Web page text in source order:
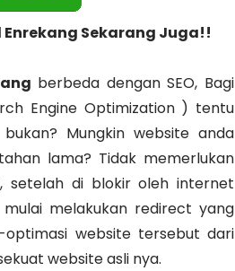
Sekarang Juga!!
berbeda dengan SEO, Bagi
Engine Optimization ) tentu
Mungkin website anda
lama? Tidak memerlukan
setelah di blokir oleh internet
melakukan redirect yang
website tersebut dari
website asli nya.